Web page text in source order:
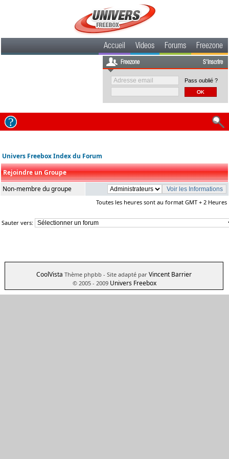
Accueil Videos Forums Freezone
Freezone S'inscrire
Pass oublié ?
Univers Freebox Index du Forum
Rejoindre un Groupe
Non-membre du groupe
Toutes les heures sont au format GMT + 2 Heures
Sauter vers:
CoolVista Thème phpbb - Site adapté par Vincent Barrier
© 2005 - 2009 Univers Freebox